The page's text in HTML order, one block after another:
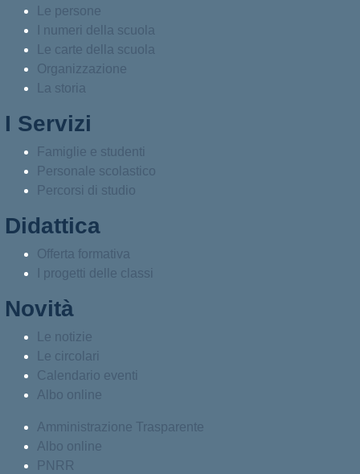
Le persone
I numeri della scuola
Le carte della scuola
Organizzazione
La storia
I Servizi
Famiglie e studenti
Personale scolastico
Percorsi di studio
Didattica
Offerta formativa
I progetti delle classi
Novità
Le notizie
Le circolari
Calendario eventi
Albo online
Amministrazione Trasparente
Albo online
PNRR